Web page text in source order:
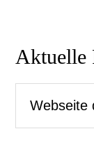
Aktuelle
durchsuchen